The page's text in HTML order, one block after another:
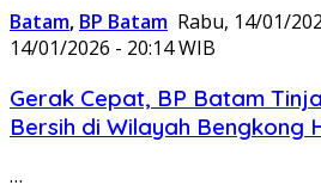
Batam, BP Batam Rabu, 14/01/
14/01/2026 - 20:14 WIB
Gerak Cepat, BP Batam
Bersih di Wilayah Bengkong
…